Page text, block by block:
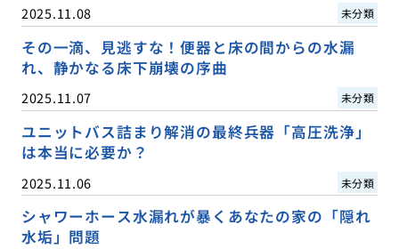
2025.11.08 未分類
その一滴、見逃すな！便器と床の間からの水漏
れ、静かなる床下崩壊の序曲
2025.11.07 未分類
ユニットバス詰まり解消の最終兵器「高圧洗浄」
は本当に必要か？
2025.11.06 未分類
シャワーホース水漏れが暴くあなたの家の「隠れ
水垢」問題